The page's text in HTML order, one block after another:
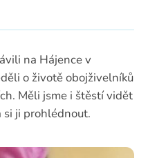
na Hájence v
o životě obojživelníků
Měli jsme i štěstí vidět
si ji prohlédnout.